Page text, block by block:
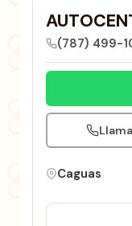
(787) 499-
Caguas